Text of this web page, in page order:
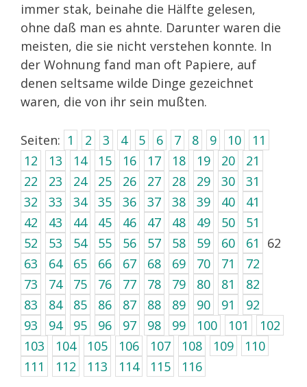
immer stak, beinahe die Hälfte gelesen,
ohne daß man es ahnte. Darunter waren die
meisten, die sie nicht verstehen konnte. In
der Wohnung fand man oft Papiere, auf
denen seltsame wilde Dinge gezeichnet
waren, die von ihr sein mußten.
Seiten: 1 2 3 4 5 6 7 8 9 10
11
12
13 14 15 16 17 18 19 20
21
22
23 24 25 26 27 28 29 30
31
32
33 34 35 36 37 38 39 40
41
42
43 44 45 46 47 48 49 50
51
52
53 54 55 56 57 58 59 60 61
62
63
64 65 66 67 68 69 70 71
72
73
74 75 76 77 78 79 80 81
82
83
84 85 86 87 88 89 90 91
92
93
94 95 96 97 98 99 100 101
102
103
104 105 106 107 108 109
110
111
112 113 114 115 116